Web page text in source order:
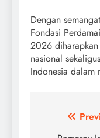
Dengan
Fondasi
2026 diharapkan
nasional
Indonesia dalam
Post